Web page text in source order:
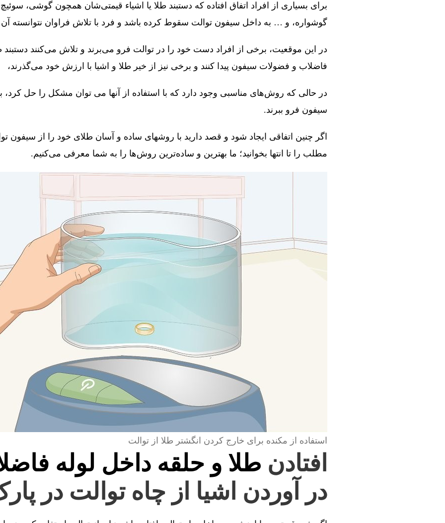
برای بسیاری از افراد اتفاق افتاده که دستبند طلا یا اشیاء قیمتی‌شان همچون گوشی،
گوشواره، و … به داخل سیفون توالت سقوط کرده باشد و فرد با تلاش فراوان نتوانسته آن
در این موقعیت، برخی از افراد دست خود را در توالت فرو می‌برند و تلاش می‌کنند دستبند
فاضلاب و فضولات سیفون پیدا کنند و برخی نیز از خیر طلا و اشیا با ارزش خود می‌گذرند،
در حالی که روش‌های مناسبی وجود دارد که با استفاده از آنها می توان مشکل را حل
سیفون فرو ببرند.
اگر چنین اتفاقی ایجاد شود و قصد دارید با روشهای ساده و آسان طلای خود را از سیفون
مطلب را تا انتها بخوانید؛ ما بهترین و ساده‌ترین روش‌ها را به شما معرفی می‌کنیم.
استفاده از مکنده برای خارج کردن انگشتر طلا از توالت
افتادن طلا و حلقه داخل لوله
در آوردن اشیا از چاه توالت در